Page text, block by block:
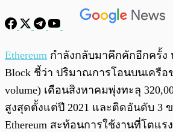
พร้อมเล่น
Ethereum กำลังกลับมาคึกคักอีกครั้ง
Block ชี้ว่า ปริมาณการโอนบนเครือข่
volume) เดือนสิงหาคมพุ่งทะลุ
สูงสุดตั้งแต่ปี 2021 และติดอันดับ 3
Ethereum สะท้อนการใช้งานที่โตแร